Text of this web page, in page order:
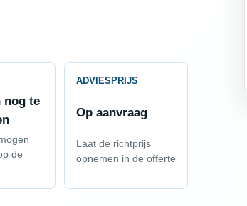
nog te
de
ADVIESPRIJS
Op aanvraag
Laat de richtprijs
opnemen in de offerte